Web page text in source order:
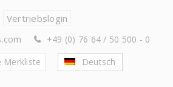
Vertriebslogin
+49 (0) 76 64 / 50 500 - 0
Merkliste Deutsch